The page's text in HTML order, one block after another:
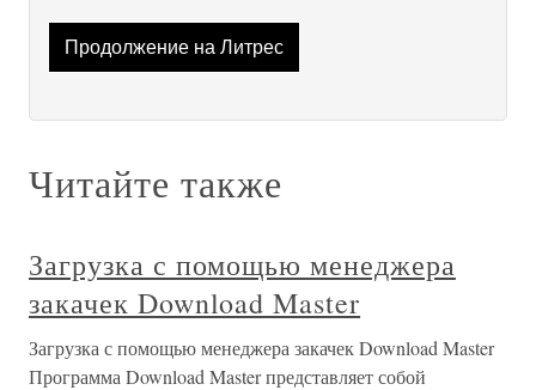
Продолжение на Литрес
Читайте также
Загрузка с помощью менеджера
закачек Download Master
Загрузка с помощью менеджера закачек Download Master
Программа Download Master представляет собой